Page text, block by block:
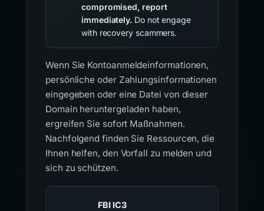
compromised, report
immediately. Do not engage
with recovery scammers.
Wenn Sie Kontoanmeldeinformationen,
persönliche oder Zahlungsinformationen
eingegeben oder eine Datei von dieser
Domain heruntergeladen haben,
ergreifen Sie sofort Maßnahmen.
Nachfolgend finden Sie Ressourcen, die
Ihnen helfen, den Vorfall zu melden und
sich zu schützen.
FBI IC3